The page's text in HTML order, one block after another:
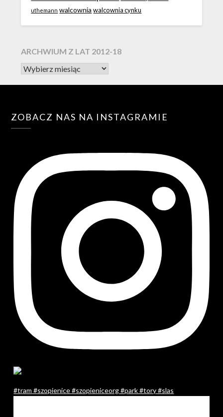
uthemann walcownia walcownia cynku
ARCHWIUM Z LAT 2012-18
ZOBACZ NAS NA INSTAGRAMIE
#tram #szopienice #szopieniceorg #park #tory #slas